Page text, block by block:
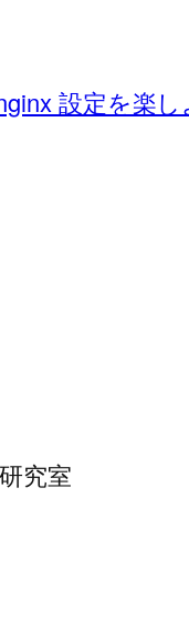
設定を楽し
究室